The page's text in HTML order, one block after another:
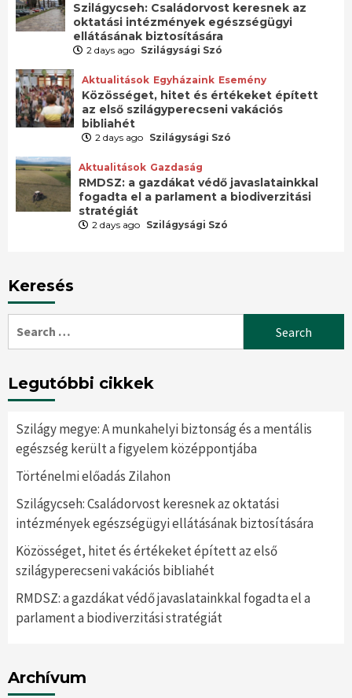
Szilágycseh: Családorvost keresnek az
oktatási intézmények egészségügyi
ellátásának biztosítására
2 days ago Szilágysági Szó
Aktualitások Egyházaink Esemény
Közösséget, hitet és értékeket épített
az első szilágyperecseni vakációs
bibliahét
2 days ago Szilágysági Szó
Aktualitások Gazdaság
RMDSZ: a gazdákat védő javaslatainkkal
fogadta el a parlament a biodiverzitási
stratégiát
2 days ago Szilágysági Szó
Keresés
Legutóbbi cikkek
Szilágy megye: A munkahelyi biztonság és a mentális
egészség került a figyelem középpontjába
Történelmi előadás Zilahon
Szilágycseh: Családorvost keresnek az oktatási
intézmények egészségügyi ellátásának biztosítására
Közösséget, hitet és értékeket épített az első
szilágyperecseni vakációs bibliahét
RMDSZ: a gazdákat védő javaslatainkkal fogadta el a
parlament a biodiverzitási stratégiát
Archívum